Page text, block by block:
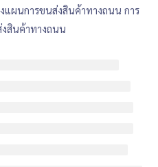
แผนการขนส่งสินค้าทางถนน การ
งสินค้าทางถนน